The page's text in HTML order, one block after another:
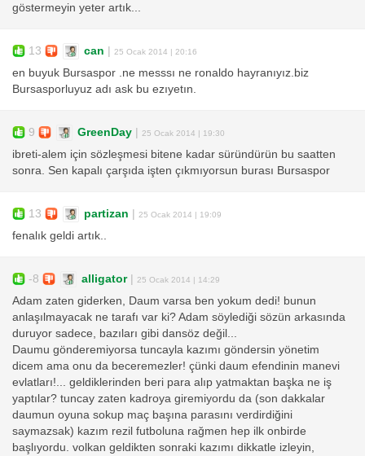
göstermeyin yeter artık...
13 can | 25 Ocak 2014 | 20:16
en buyuk Bursaspor .ne messsı ne ronaldo hayranıyız.biz
Bursasporluyuz adı ask bu ezıyetın.
9 GreenDay | 25 Ocak 2014 | 19:30
ibreti-alem için sözleşmesi bitene kadar süründürün bu saatten
sonra. Sen kapalı çarşıda işten çıkmıyorsun burası Bursaspor
13 partizan | 25 Ocak 2014 | 19:09
fenalık geldi artık..
-8 alligator| 25 Ocak 2014 | 14:29
Adam zaten giderken, Daum varsa ben yokum dedi! bunun
anlaşılmayacak ne tarafı var ki? Adam söylediği sözün arkasında
duruyor sadece, bazıları gibi dansöz değil...
Daumu gönderemiyorsa tuncayla kazımı göndersin yönetim
dicem ama onu da beceremezler! çünki daum efendinin manevi
evlatları!... geldiklerinden beri para alıp yatmaktan başka ne iş
yaptılar? tuncay zaten kadroya giremiyordu da (son dakkalar
daumun oyuna sokup maç başına parasını verdirdiğini
saymazsak) kazım rezil futboluna rağmen hep ilk onbirde
başlıyordu. volkan geldikten sonraki kazımı dikkatle izleyin,